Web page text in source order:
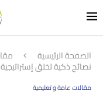
الصفحة الرئيسية
نصائح ذكية لخلق
مقالات عامة و تعليمية